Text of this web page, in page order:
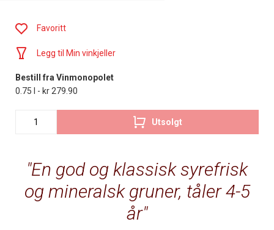
En god og klassisk syrefrisk
og mineralsk gruner, tåler 4-5
år
Favoritt
Legg til Min vinkjeller
Bestill fra Vinmonopolet
0.75 l - kr 279.90
Utsolgt